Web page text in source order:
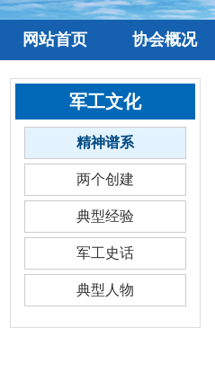
网站首页 协会概况
军工文化
精神谱系
两个创建
典型经验
军工史话
典型人物